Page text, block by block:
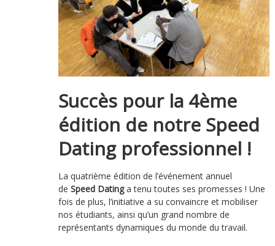
Succès pour la 4ème
édition de notre Speed
Dating professionnel !
La quatrième édition de l’événement annuel
de Speed Datinga tenu toutes ses promesses ! Une
fois de plus, l’initiative a su convaincre et mobiliser
nos étudiants, ainsi qu’un grand nombre de
représentants dynamiques du monde du travail.